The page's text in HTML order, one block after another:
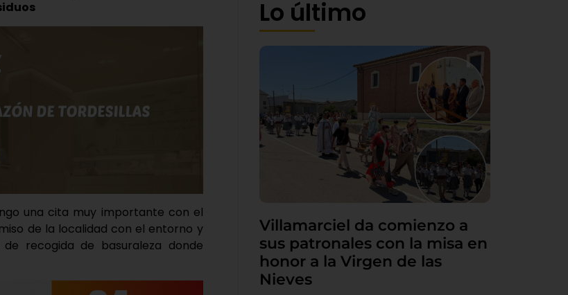
una cita muy importante con el
de la localidad con el entorno y
recogida de basuraleza donde
Lo último
Villamarciel da comienzo a
sus patronales con la misa en
honor a la Virgen de las
Nieves